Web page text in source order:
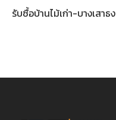
รับซื้อบ้านไม้เก่า-บางเสาธง